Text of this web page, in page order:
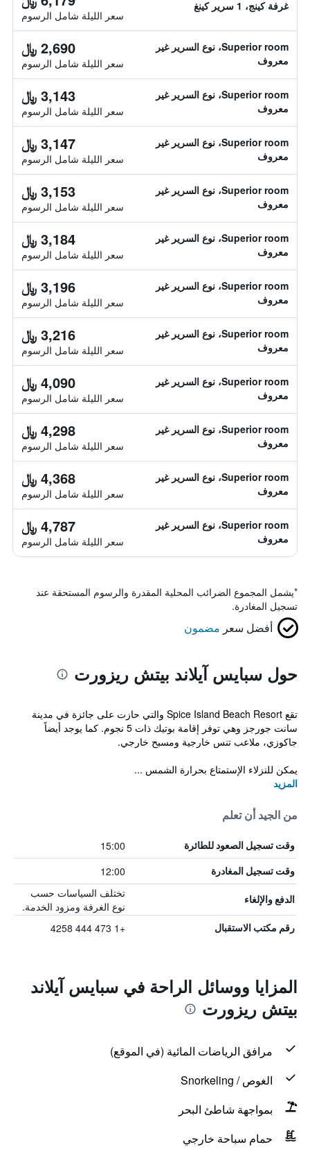
غرفة كينج، 1 سرير كينغ
سعر الليلة شامل الرسوم
Superior room، نوع السرير غير
معروف
2,690 ﷼
سعر الليلة شامل الرسوم
Superior room، نوع السرير غير
معروف
3,143 ﷼
سعر الليلة شامل الرسوم
Superior room، نوع السرير غير
معروف
3,147 ﷼
سعر الليلة شامل الرسوم
Superior room، نوع السرير غير
معروف
3,153 ﷼
سعر الليلة شامل الرسوم
Superior room، نوع السرير غير
معروف
3,184 ﷼
سعر الليلة شامل الرسوم
Superior room، نوع السرير غير
معروف
3,196 ﷼
سعر الليلة شامل الرسوم
Superior room، نوع السرير غير
معروف
3,216 ﷼
سعر الليلة شامل الرسوم
Superior room، نوع السرير غير
معروف
4,090 ﷼
سعر الليلة شامل الرسوم
Superior room، نوع السرير غير
معروف
4,298 ﷼
سعر الليلة شامل الرسوم
Superior room، نوع السرير غير
معروف
4,368 ﷼
سعر الليلة شامل الرسوم
Superior room، نوع السرير غير
معروف
4,787 ﷼
سعر الليلة شامل الرسوم
*يشمل المجموع الضرائب المحلية المقدرة والرسوم المستحقة عند
تسجيل المغادرة.
أفضل سعر مضمون
حول سبايس آيلاند بيتش ريزورت
تقع Spice Island Beach Resort والتي حازت على جائزة في مدينة
سانت جورجز وهي توفر إقامة بوتيك ذات 5 نجوم. كما يوجد أيضاً
جاكوزي، ملاعب تنس خارجية ومسبح خارجي.
يمكن للنزلاء الإستمتاع بحرارة الشمس ...
المزيد
من الجيد أن تعلم
وقت تسجيل الصعود للطائرة 15:00
وقت تسجيل المغادرة 12:00
الدفع والإلغاء
تختلف السياسات حسب
نوع الغرفة ومزود الخدمة.
رقم مكتب الاستقبال +1 473 444 4258
المزايا ووسائل الراحة في سبايس آيلاند
بيتش ريزورت
مرافق الرياضات المائية (في الموقع)
الغوص / Snorkeling
بمواجهة شاطئ البحر
حمام سباحة خارجي